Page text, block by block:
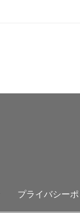
プライバシー